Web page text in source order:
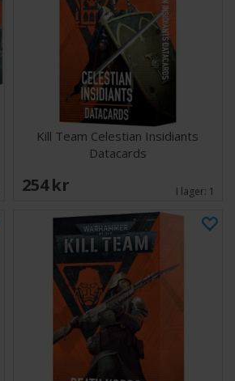
Kill Team Celestian Insidiants
Datacards
254 SEK I lager: 1